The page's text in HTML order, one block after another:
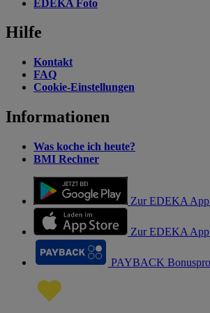
EDEKA Foto
Hilfe
Kontakt
FAQ
Cookie-Einstellungen
Informationen
Was koche ich heute?
BMI Rechner
Zur EDEKA App
Zur EDEKA
PAYBACK